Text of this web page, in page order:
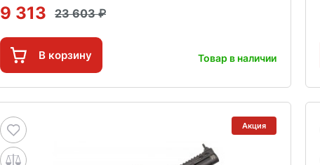
9 313 23 603
В корзину Товар в наличии
Акция